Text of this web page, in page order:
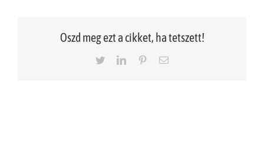
Oszd meg ezt a cikket, ha tetszett!
TwitterLinkedInPinterestEmail